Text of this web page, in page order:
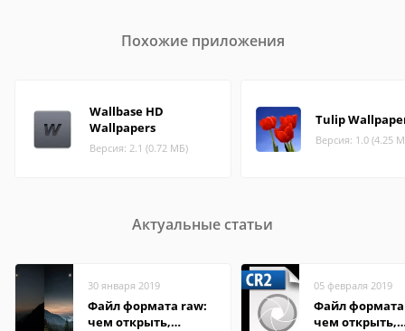
Похожие приложения
Wallbase HD
Wallpapers
Версия: 2.1 (0.72 МБ)
Tulip
Версия: 1.0 (4.25
Актуальные статьи
30 января 2019
Файл формата raw:
чем открыть,
05 февраля 2019
Файл формата
чем открыть,